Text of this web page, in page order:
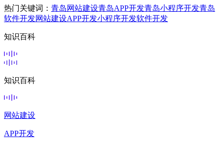
热门关键词： 青岛网站建设青岛APP开发青岛小程序开发青岛
软件开发网站建设APP开发小程序开发软件开发
知识百科
知识百科
网站建设
APP开发